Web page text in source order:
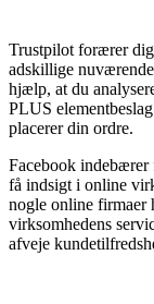
Trustpilot forærer
adskillige
hjælp, at du
PLUS
placerer din ordre.
Facebook
få indsigt i online
nogle online firmaer
virksomhedens
afveje